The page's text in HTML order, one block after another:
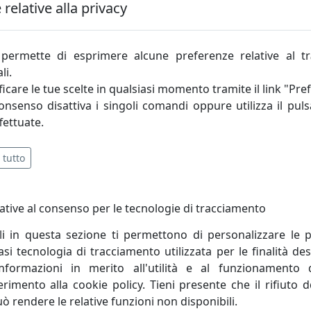
che si visita il nostro sito Web (vedere la sezione 6.6.).
sito web. Se utilizzi la funzione "Accedi con Facebook"
affinchè ci siano trasmesse le informazioni del
e il tuo indirizzo e-mail Facebook. Interior Art
mail, il tuo nome e cognome, la foto e l’ID Facebook).
un contratto e misure precontrattuali).
puoi utilizzare il servizio di registrazione "Accedi con
necessarie per aprire l'account sul nostro sito.
si visita il nostro sito Web (vedere la sezione 6.6.).
sito web. Se utilizzi la funzione "Accedi con Twitter "
affinchè ci siano trasmesse le informazioni
il tuo indirizzo e-mail Twitter. Interior Art Design
e cognome, la foto e l’ID Twitter). La base
e misure precontrattuali).
puoi utilizzare il servizio di registrazione "Accedi con
relative alla privacy
di esprimere alcune preferenze relative al
le tue scelte in qualsiasi momento tramite il link
disattiva i singoli comandi oppure utilizza il
tutto
al consenso per le tecnologie di tracciamento
in questa sezione ti permettono di personalizzare le
tecnologia di tracciamento utilizzata per le finalità
in merito all'utilità e al
alla cookie policy. Tieni presente che il rifiuto
rendere le relative funzioni non disponibili.